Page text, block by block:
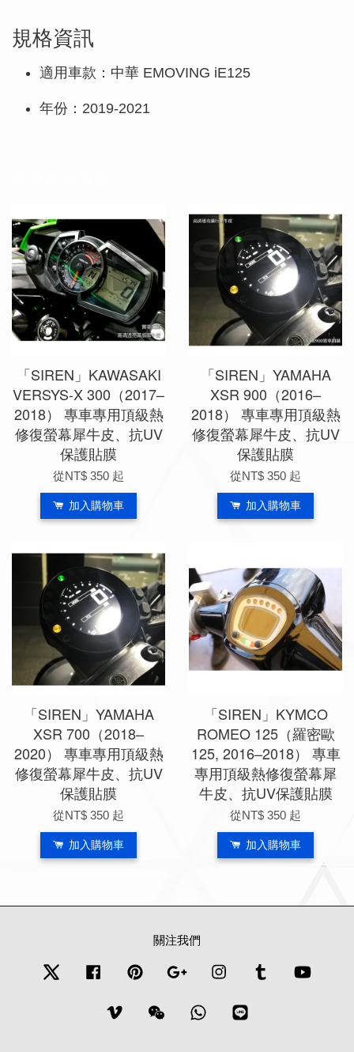
規格資訊
適用車款：中華 EMOVING iE125
年份：2019-2021
「SIREN」KAWASAKI
VERSYS-X 300（2017–
2018） 專車專用頂級熱
修復螢幕犀牛皮、抗UV
保護貼膜
從NT$ 350 起
加入購物車
「SIREN」YAMAHA
XSR 900（2016–
2018） 專車專用頂級熱
修復螢幕犀牛皮、抗UV
保護貼膜
從NT$ 350 起
加入購物車
「SIREN」YAMAHA
XSR 700（2018–
2020） 專車專用頂級熱
修復螢幕犀牛皮、抗UV
保護貼膜
從NT$ 350 起
加入購物車
「SIREN」KYMCO
ROMEO 125（羅密歐
125, 2016–2018） 專車
專用頂級熱修復螢幕犀
牛皮、抗UV保護貼膜
從NT$ 350 起
加入購物車
關注我們
Twitter Facebook Pinterest Google Instagram Tumblr
Vimeo Wechat Whatsapp